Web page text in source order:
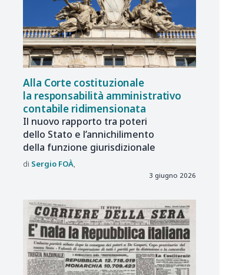
Alla Corte costituzionale
la responsabilità amministrativo
contabile ridimensionata
Il nuovo rapporto tra poteri
dello Stato e l’annichilimento
della funzione giurisdizionale
Sergio FOÀ
3 giugno 2026